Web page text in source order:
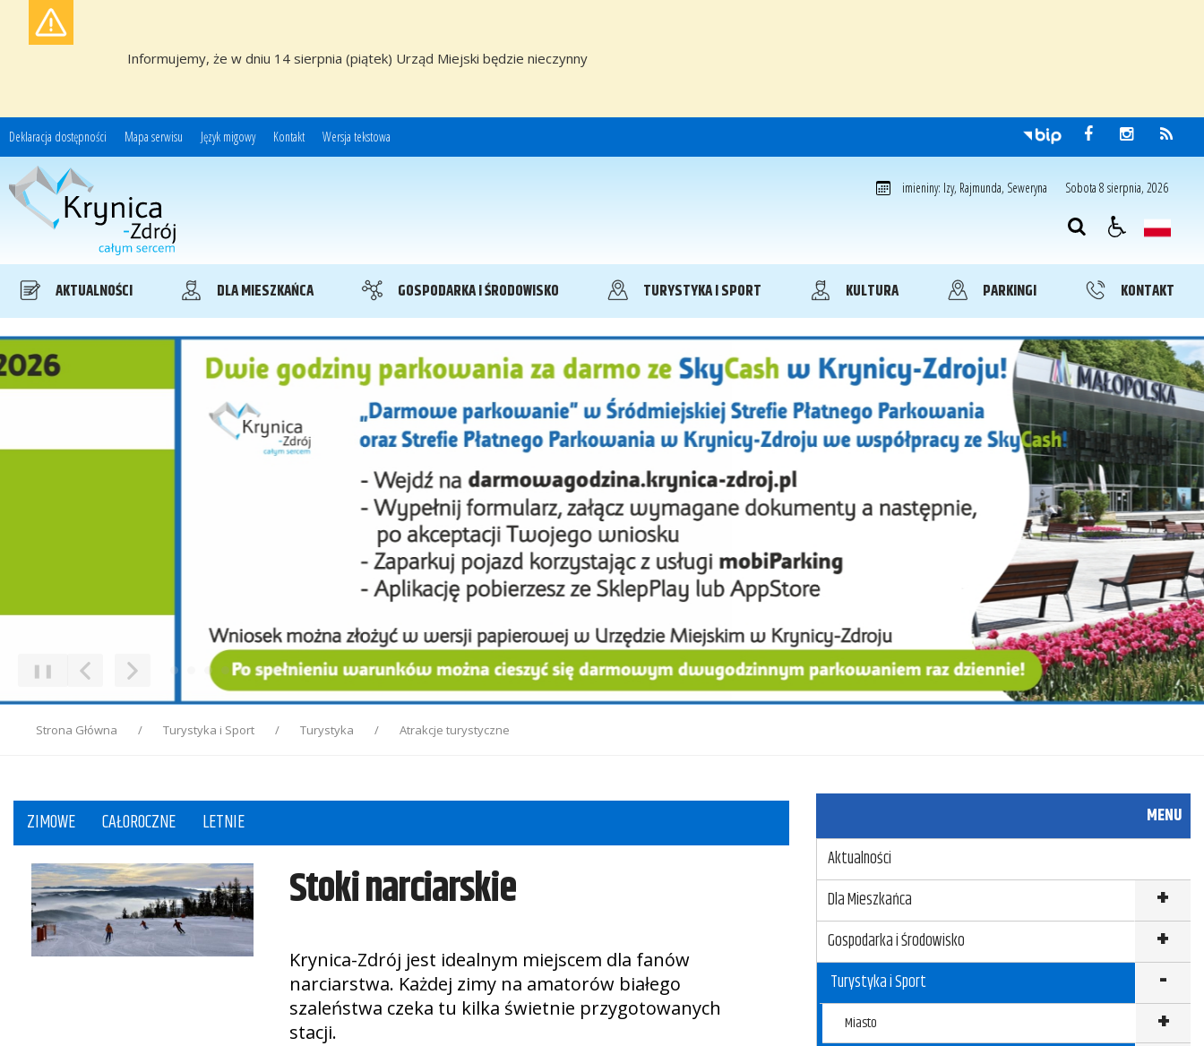
Informujemy, że w dniu 14 sierpnia (piątek) Urząd Miejski będzie nieczynny
Deklaracja dostępności Mapa serwisu Język migowy Kontakt Wersja tekstowa
Miasto i Gmina Uzdrowiskowa Krynica-Zdrój
imieniny: Izy, Rajmunda, Seweryna Sobota 8 sierpnia, 2026
AKTUALNOŚCI DLA MIESZKAŃCA GOSPODARKA I ŚRODOWISKO TURYSTYKA I SPORT KULTURA PARKINGI KONTAKT
Następny Element
❚❚
Strona Główna Turystyka i Sport Turystyka Atrakcje turystyczne
ZIMOWE CAŁOROCZNE LETNIE
Stoki narciarskie
Krynica-Zdrój jest idealnym miejscem dla fanów
narciarstwa. Każdej zimy na amatorów białego
szaleństwa czeka tu kilka świetnie przygotowanych
stacji.
MENU
Aktualności
Dla Mieszkańca
Gospodarka i Środowisko
Turystyka i Sport
Miasto